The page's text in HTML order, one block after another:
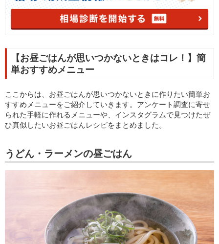
【お昼ごはんが思いつかないときはコレ！】簡
単おすすめメニュー
ここからは、お昼ごはんが思いつかないときに作りたい簡単お
すすめメニューをご紹介していきます。アンケート調査に寄せ
られた手軽に作れるメニューや、インスタグラムで見つけたぜ
ひ真似したいお昼ごはんレシピをまとめました。
うどん・ラーメンの昼ごはん